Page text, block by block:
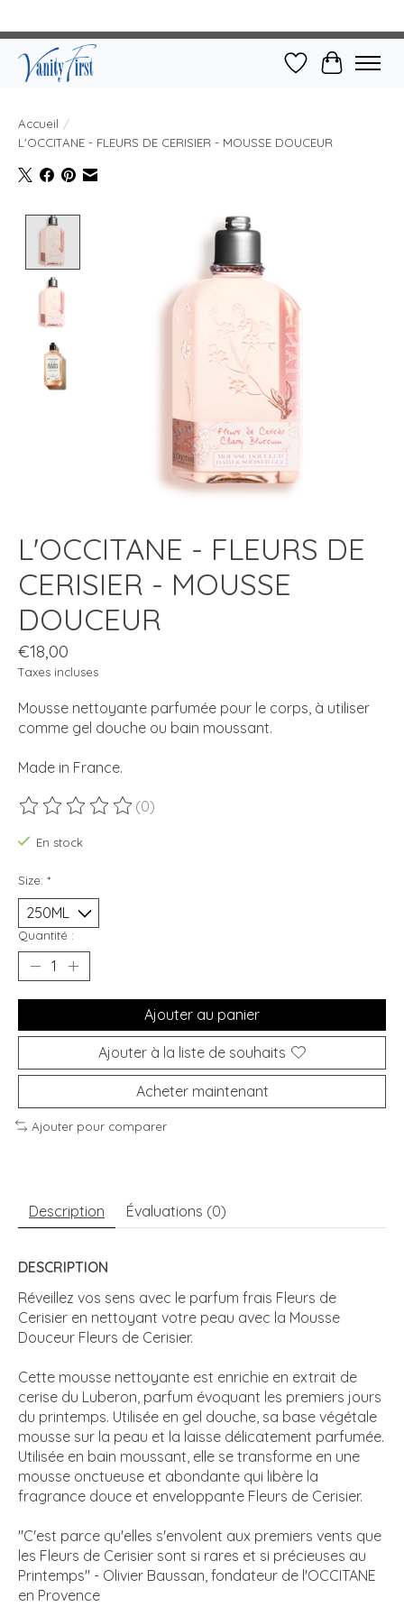
Liste dePanier
Accueil /
L'OCCITANE - FLEURS DE CERISIER - MOUSSE DOUCEUR
Product image slideshow Items
L'OCCITANE - FLEURS DE
CERISIER - MOUSSE
DOUCEUR
€18,00
Taxes incluses
Mousse nettoyante parfumée pour le corps, à utiliser
comme gel douche ou bain moussant.
Made in France.
Ce produit est évalué à
(0)
En stock
Size: *
Quantité :
Ajouter au panier
Ajouter à la liste de souhaits
Acheter maintenant
Ajouter pour comparer
Description Évaluations (0)
DESCRIPTION
Réveillez vos sens avec le parfum frais Fleurs de
Cerisier en nettoyant votre peau avec la Mousse
Douceur Fleurs de Cerisier.
Cette mousse nettoyante est enrichie en extrait de
cerise du Luberon, parfum évoquant les premiers jours
du printemps. Utilisée en gel douche, sa base végétale
mousse sur la peau et la laisse délicatement parfumée.
Utilisée en bain moussant, elle se transforme en une
mousse onctueuse et abondante qui libère la
fragrance douce et enveloppante Fleurs de Cerisier.
"C'est parce qu'elles s'envolent aux premiers vents que
les Fleurs de Cerisier sont si rares et si précieuses au
Printemps" - Olivier Baussan, fondateur de l'OCCITANE
en Provence